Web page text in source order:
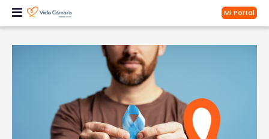
Mi Portal